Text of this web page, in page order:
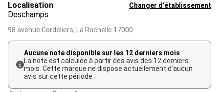
Localisation Changer d'établissement
Deschamps
98 avenue Cordeliers, La Rochelle 17000
Aucune note disponible sur les 12 derniers mois
La note est calculée à partir des avis des 12 derniers
mois. Cette marque ne dispose actuellement d’aucun
avis sur cette période.